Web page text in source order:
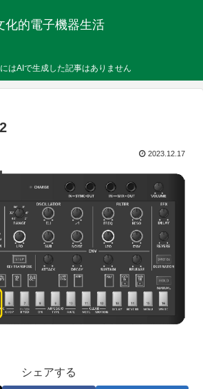
化的電子機器生活
はAIで生成した記事はありません
2023.12.17
シェアする